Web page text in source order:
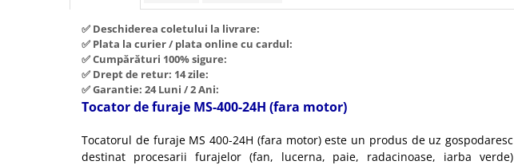
Tocatoare fan, crengi, tulpini
Lampi solare
Masini de slefuit
Macarale si electopalane
Masini de tencuit
Masini de taiat placi ceramice /
gresie / faianta / parchet
Ventilatoare
Ventilatoare Industriale
Chiuvete bucatarie
Deshidratoare
Dozatoare de apa
Fiare de calcat / Mese pentru
✅ Deschiderea coletului la livrare:
✅ Plata la curier / plata online cu cardul:
✅ Cumpărături 100% sigure:
✅ Drept de retur: 14 zile:
✅ Garantie: 24 Luni / 2 Ani:
Tocator de furaje MS-400-24H (fara motor)
Tocatorul de furaje MS 400-24H (fara motor) este un produs de uz gospodaresc
destinat procesarii furajelor (fan, lucerna, paie, radacinoase, iarba verde)